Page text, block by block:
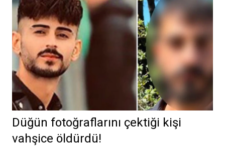
Düğün fotoğraflarını çektiği kişi
vahşice öldürdü!